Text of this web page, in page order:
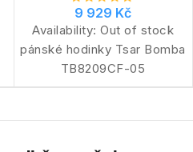
9 929 Kč
Availability: Out of stock
pánské hodinky Tsar Bomba
TB8209CF-05